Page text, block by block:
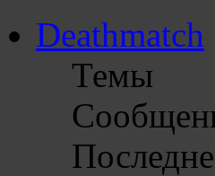
Deathmatch
Темы